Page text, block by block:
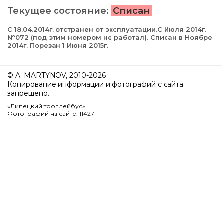
Текущее состояние: Списан
С 18.04.2014г. отстранен от эксплуатации.С Июля 2014г.
№072 (под этим номером не работал). Списан в Ноябре
2014г. Порезан 1 Июня 2015г.
© A. MARTYNOV, 2010-2026
Копирование информации и фотографий с сайта
запрещено.
«Липецкий троллейбус»
Фотографий на сайте: 11427